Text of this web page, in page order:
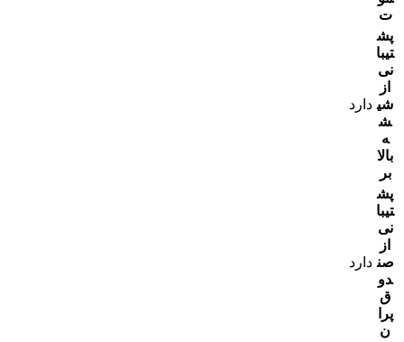
ت
پش
تیبا
نی
از
شی
ش
ه
بالا
بر
دارد
پش
تیبا
نی
از
صن
دو
ق
پرا
ن
دارد